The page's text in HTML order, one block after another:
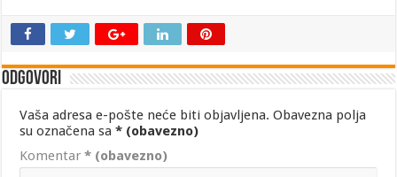
Odgovori
Vaša adresa e-pošte neće biti objavljena. Obavezna polja
su označena sa* (obavezno)
Komentar* (obavezno)